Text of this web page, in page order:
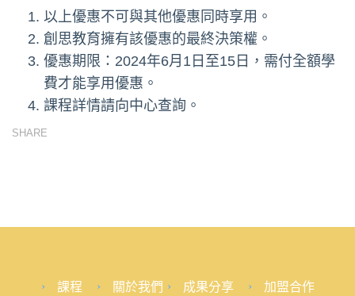
以上優惠不可與其他優惠同時享用。
創思教育擁有該優惠的最終決策權。
優惠期限：2024年6月1日至15日，需付全額學
費才能享用優惠。
課程詳情請向中心查詢。
SHARE
課程 關於我們 成果分享 加盟合作